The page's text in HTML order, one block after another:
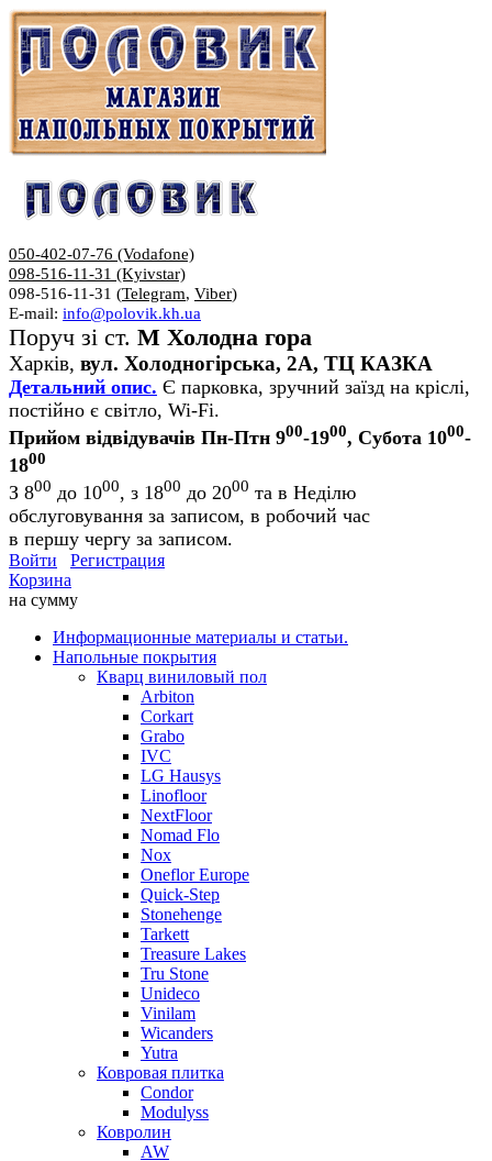
050-402-07-76 (Vodafone)
098-516-11-31 (Kyivstar)
098-516-11-31 (Telegram, Viber)
E-mail: info@polovik.kh.ua
Поруч зі ст. М Холодна гора
Харків, вул. Холодногірська, 2А, ТЦ КАЗКА
Детальний опис. Є парковка, зручний заїзд на кріслі,
постійно є світло, Wi-Fi.
Прийом відвідувачів Пн-Птн 900-1900, Субота 1000-
1800
З 800 до 1000, з 1800 до 2000 та в Неділю
обслуговування за записом, в робочий час
в першу чергу за записом.
Войти
Регистрация
Корзина
на сумму
Информационные материалы и статьи.
Напольные покрытия
Кварц виниловый пол
Arbiton
Corkart
Grabo
IVC
LG Hausys
Linofloor
NextFloor
Nomad Flo
Nox
Oneflor Europe
Quick-Step
Stonehenge
Tarkett
Treasure Lakes
Tru Stone
Unideco
Vinilam
Wicanders
Yutra
Ковровая плитка
Condor
Modulyss
Ковролин
AW